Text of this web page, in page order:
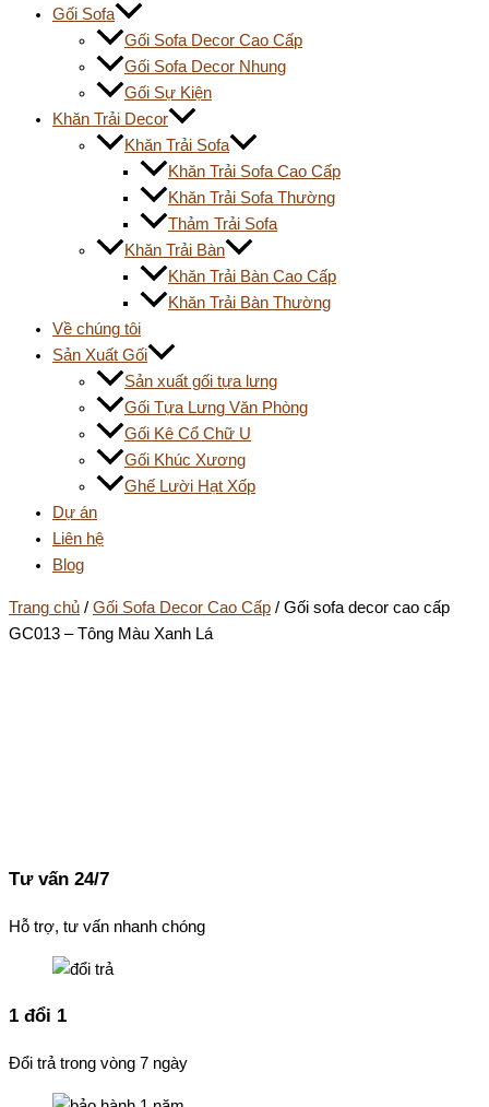
Gối Sofa
Gối Sofa Decor Cao Cấp
Gối Sofa Decor Nhung
Gối Sự Kiện
Khăn Trải Decor
Khăn Trải Sofa
Khăn Trải Sofa Cao Cấp
Khăn Trải Sofa Thường
Thảm Trải Sofa
Khăn Trải Bàn
Khăn Trải Bàn Cao Cấp
Khăn Trải Bàn Thường
Về chúng tôi
Sản Xuất Gối
Sản xuất gối tựa lưng
Gối Tựa Lưng Văn Phòng
Gối Kê Cổ Chữ U
Gối Khúc Xương
Ghế Lười Hạt Xốp
Dự án
Liên hệ
Blog
Trang chủ / Gối Sofa Decor Cao Cấp / Gối sofa decor cao cấp
GC013 – Tông Màu Xanh Lá
Tư vấn 24/7
Hỗ trợ, tư vấn nhanh chóng
1 đổi 1
Đổi trả trong vòng 7 ngày